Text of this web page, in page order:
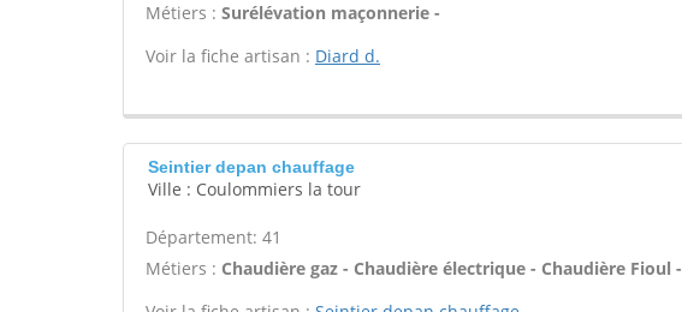
Métiers : Surélévation maçonnerie -
Voir la fiche artisan : Diard d.
Seintier depan chauffage
Ville : Coulommiers la tour
Département: 41
Métiers : Chaudière gaz - Chaudière électrique - Chaudière Fioul -